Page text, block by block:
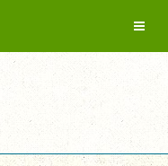
Toggle